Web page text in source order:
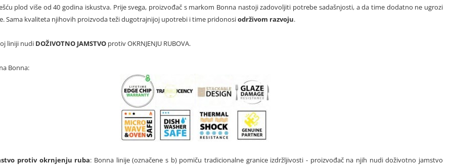
plod više od 40 godina iskustva. Prije svega, proizvođač s markom Bonna nastoji zadovoljiti potrebe sadašnjosti, a da time dodatno ne ugrozi
Sama kvaliteta njihovih proizvoda teži dugotrajnijoj upotrebi i time pridonosiodrživom razvoju.
liniji nudi DOŽIVOTNO JAMSTVO protiv OKRNJENJU RUBOVA.
Bonna:
protiv okrnjenju ruba: Bonna linije (označene s b) pomiču tradicionalne granice izdržljivosti - proizvođač na njih nudi doživotno jamstvo